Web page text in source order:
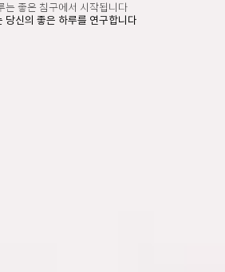
는 좋은 침구에서 시작됩니다
당신의 좋은 하루를 연구합니다